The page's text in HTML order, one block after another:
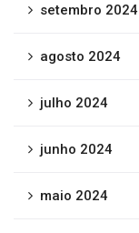
setembro 2024
agosto 2024
julho 2024
junho 2024
maio 2024